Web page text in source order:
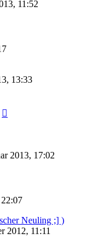
11:52
13:33
2013, 17:02
Neuling ;] )
2012, 11:11